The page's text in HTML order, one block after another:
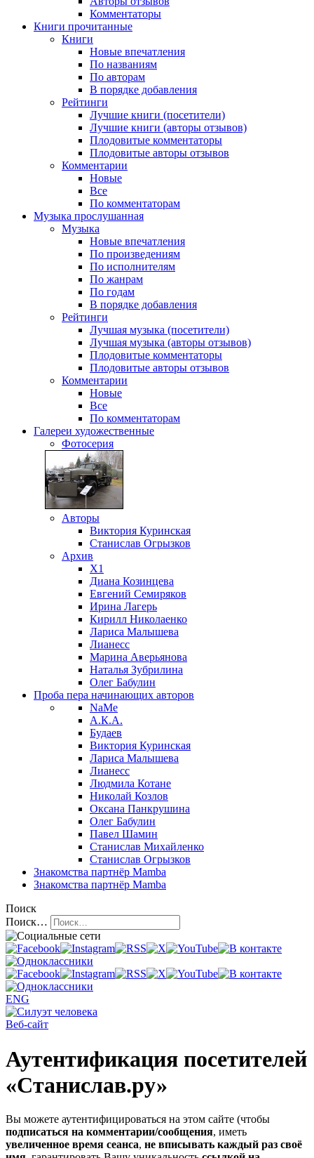
Комментаторы
Книги прочитанные
Книги
Новые впечатления
По названиям
По авторам
В порядке добавления
Рейтинги
Лучшие книги (посетители)
Лучшие книги (авторы отзывов)
Плодовитые комментаторы
Плодовитые авторы отзывов
Комментарии
Новые
Все
По комментаторам
Музыка прослушанная
Музыка
Новые впечатления
По произведениям
По исполнителям
По жанрам
По годам
В порядке добавления
Рейтинги
Лучшая музыка (посетители)
Лучшая музыка (авторы отзывов)
Плодовитые комментаторы
Плодовитые авторы отзывов
Комментарии
Новые
Все
По комментаторам
Галереи художественные
Фотосерия
Авторы
Виктория Куринская
Станислав Огрызков
Архив
X1
Диана Козинцева
Евгений Семиряков
Ирина Лагерь
Кирилл Николаенко
Лариса Малышева
Лианесс
Марина Аверьянова
Наталья Зубрилина
Олег Бабулин
Проба пера начинающих авторов
NaMe
А.К.А.
Будаев
Виктория Куринская
Лариса Малышева
Лианесс
Людмила Котане
Николай Козлов
Оксана Панкрушина
Олег Бабулин
Павел Шамин
Станислав Михайленко
Станислав Огрызков
Знакомства партнёр Mamba
Знакомства партнёр Mamba
Поиск
Поиск…
ENG
Веб-сайт
Аутентификация посетителей
«Станислав.ру»
Вы можете аутентифицироваться на этом сайте (чтобы
подписаться на комментарии/сообщения, иметь
увеличенное время сеанса, не вписывать каждый раз своё